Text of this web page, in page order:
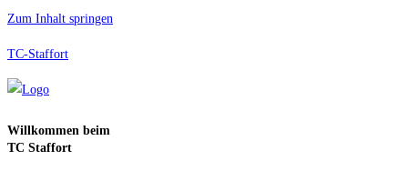
Zum Inhalt springen
TC-Staffort
Willkommen beim
TC Staffort